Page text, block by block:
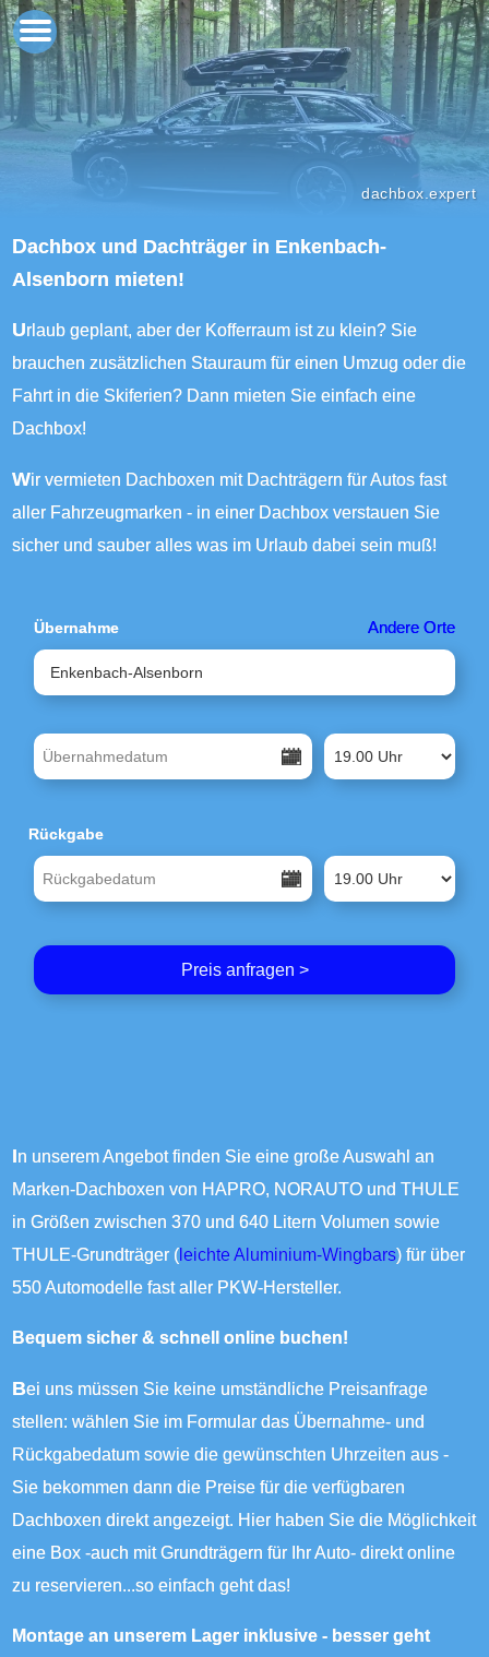
dachbox.expert
Dachbox und Dachträger in Enkenbach-
Alsenborn mieten!
Urlaub geplant, aber der Kofferraum ist zu klein? Sie
brauchen zusätzlichen Stauraum für einen Umzug oder die
Fahrt in die Skiferien? Dann mieten Sie einfach eine
Dachbox!
Wir vermieten Dachboxen mit Dachträgern für Autos fast
aller Fahrzeugmarken - in einer Dachbox verstauen Sie
sicher und sauber alles was im Urlaub dabei sein muß!
Übernahme Andere Orte
Rückgabe
Preis anfragen >
In unserem Angebot finden Sie eine große Auswahl an
Marken-Dachboxen von HAPRO, NORAUTO und THULE
in Größen zwischen 370 und 640 Litern Volumen sowie
THULE-Grundträger ( leichte Aluminium-Wingbars) für über
550 Automodelle fast aller PKW-Hersteller.
Bequem sicher & schnell online buchen!
Bei uns müssen Sie keine umständliche Preisanfrage
stellen: wählen Sie im Formular das Übernahme- und
Rückgabedatum sowie die gewünschten Uhrzeiten aus -
Sie bekommen dann die Preise für die verfügbaren
Dachboxen direkt angezeigt. Hier haben Sie die Möglichkeit
eine Box -auch mit Grundträgern für Ihr Auto- direkt online
zu reservieren...so einfach geht das!
Montage an unserem Lager inklusive - besser geht